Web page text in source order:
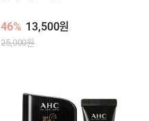
46% 13,500원
25,000원